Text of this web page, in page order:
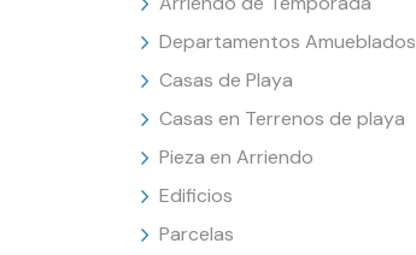
Departamentos Amueblados
Casas de Playa
Casas en Terrenos de playa
Pieza en Arriendo
Edificios
Parcelas